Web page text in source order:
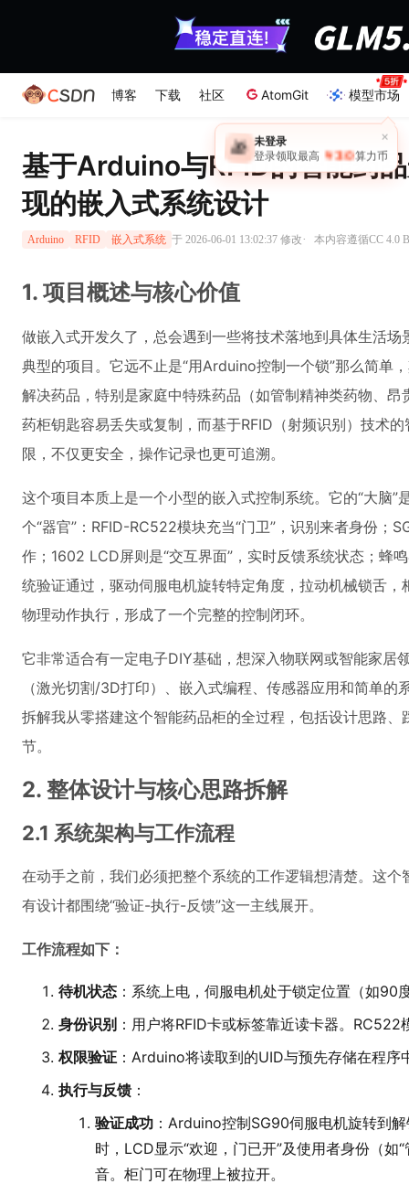
博客 下载 社区 AtomGit 模型市场
×
🎁 未登录
登录领取最高 ￥30 算力币
基于Arduino与RFID的智能药
现的嵌入式系统设计
Arduino RFID 嵌入式系统 于 2026-06-01 13:02:37 修改· 本内容遵循CC 4.0
1. 项目概述与核心价值
做嵌入式开发久了，总会遇到一些将技术落地到具体生活
典型的项目。它远不止是“用Arduino控制一个锁”那么简单
解决药品，特别是家庭中特殊药品（如管制精神类药物、
药柜钥匙容易丢失或复制，而基于RFID（射频识别）技术
限，不仅更安全，操作记录也更可追溯。
这个项目本质上是一个小型的嵌入式控制系统。它的“大脑
个“器官”：RFID-RC522模块充当“门卫”，识别来者身份；
作；1602 LCD屏则是“交互界面”，实时反馈系统状态；蜂
统验证通过，驱动伺服电机旋转特定角度，拉动机械锁舌
物理动作执行，形成了一个完整的控制闭环。
它非常适合有一定电子DIY基础，想深入物联网或智能家居
（激光切割/3D打印）、嵌入式编程、传感器应用和简单
拆解我从零搭建这个智能药品柜的全过程，包括设计思路
节。
2. 整体设计与核心思路拆解
2.1 系统架构与工作流程
在动手之前，我们必须把整个系统的工作逻辑想清楚。这个
有设计都围绕“验证-执行-反馈”这一主线展开。
工作流程如下：
待机状态 ：系统上电，伺服电机处于锁定位置（如90
身份识别 ：用户将RFID卡或标签靠近读卡器。
权限验证 ：Arduino将读取到的UID与预先存储在程
执行与反馈 ：
验证成功 ：Arduino控制SG90伺服电机旋转到
时，LCD显示“欢迎，门已开”及使用者身份（如
音。柜门可在物理上被拉开。